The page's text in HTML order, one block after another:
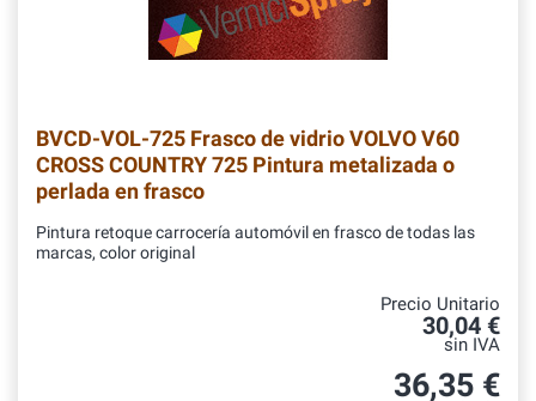
BVCD-VOL-725 Frasco de vidrio VOLVO V60
CROSS COUNTRY 725 Pintura metalizada o
perlada en frasco
Pintura retoque carrocería automóvil en frasco de todas las
marcas, color original
Precio Unitario
30,04 €
sin IVA
36,35 €